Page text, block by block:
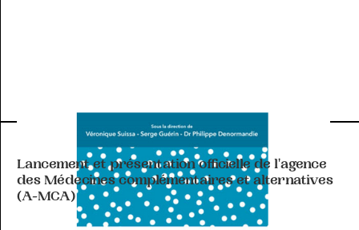
ACTIVITÉ DE L'A-MCA
Lancement et présentation officielle de l'agence
des Médecines complémentaires et alternatives
(A-MCA)